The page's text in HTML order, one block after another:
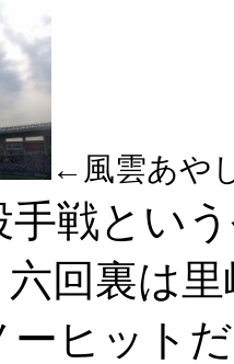
←風雲あや
戦とい
六回裏は
ーヒット